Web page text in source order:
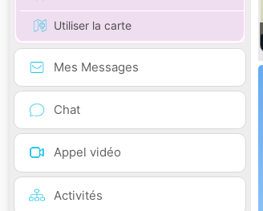
Utiliser la carte
Mes Messages
Chat
Appel vidéo
Activités